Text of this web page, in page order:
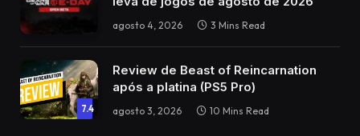
agosto 4, 2026 3 Mins Read
7.4
Review de Beast of Reincarnation
após a platina (PS5 Pro)
agosto 3, 2026 10 Mins Read